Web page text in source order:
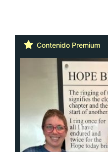
Contenido Premium